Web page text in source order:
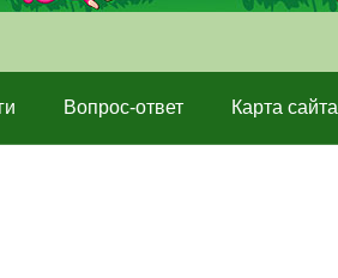
Вопрос-ответ Карта сайта